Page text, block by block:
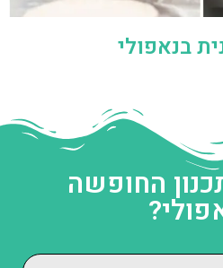
בנאפולי
החופשה